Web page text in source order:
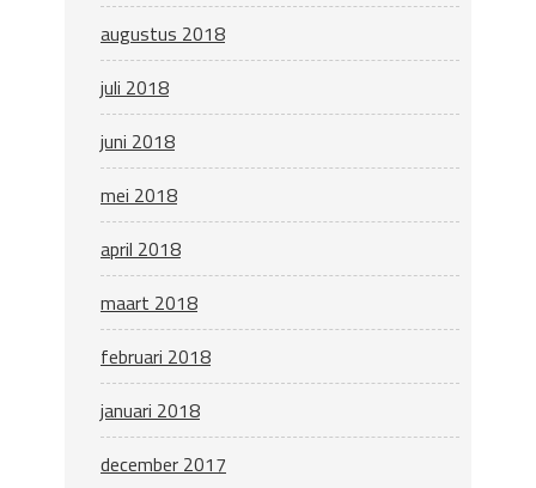
augustus 2018
juli 2018
juni 2018
mei 2018
april 2018
maart 2018
februari 2018
januari 2018
december 2017